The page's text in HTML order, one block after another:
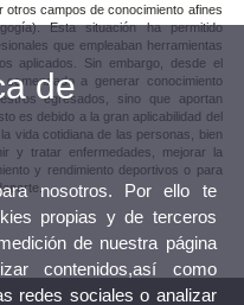
campos de conocimiento afines
Esta situación ha permitido
que empleaban herramientas
aplicados. Sin embargo, desde el
a generar conocimiento
egresados, sino que aportan
es debido a la gran aplicabilidad del
vida cotidiana de las personas, bien
y tratar enfermedades, mejorar la
y rendimiento deportivos o para
de
nosotros. Por ello te
propias y de terceros
de nuestra página
contenidos,así como
redes sociales o analizar